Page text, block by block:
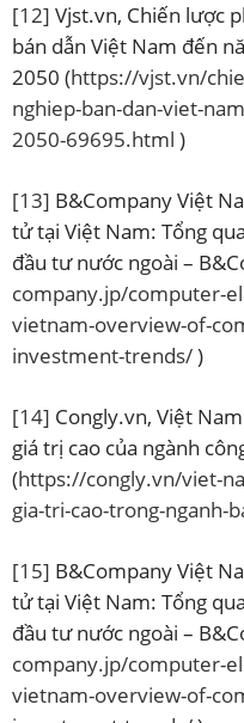
[12] Vjst.vn, Chiến lược
bán dẫn Việt Nam đến
2050 (https://vjst.vn/
nghiep-ban-dan-viet-
2050-69695.html )
[13] B&Company Việt
tử tại Việt Nam: Tổng
đầu tư nước ngoài –
company.jp/computer-
vietnam-overview-of-
investment-trends/)
[14] Congly.vn, Việt
giá trị cao của ngành
(https://congly.vn/viet-
gia-tri-cao-trong-nganh-
[15] B&Company Việt
tử tại Việt Nam: Tổng
đầu tư nước ngoài –
company.jp/computer-
vietnam-overview-of-